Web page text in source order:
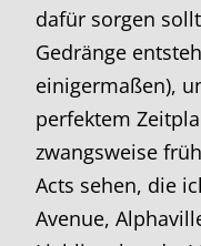
dafür sorgen
Gedränge
einigermaßen),
perfektem
zwangsweise
Acts sehen, die
Avenue,